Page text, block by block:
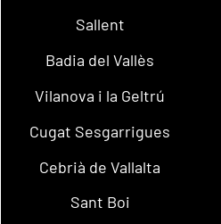
Sallent
Badia del Vallès
Vilanova i la Geltrú
Cugat Sesgarrigues
Cebrià de Vallalta
Sant Boi